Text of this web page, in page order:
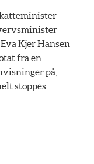
Kjer Hansen
fra en
på,
stoppes.